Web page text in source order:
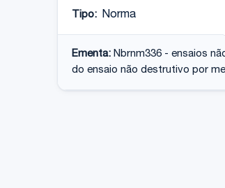
Tipo: Norma
Ementa: Nbrnm336 - ensaios
do ensaio não destrutivo por